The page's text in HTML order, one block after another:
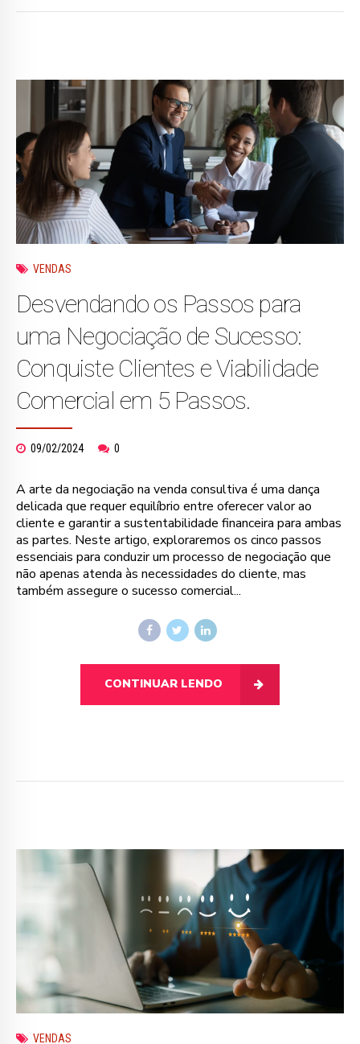
VENDAS
Desvendando os Passos para
uma Negociação de Sucesso:
Conquiste Clientes e Viabilidade
Comercial em 5 Passos.
09/02/2024 0
A arte da negociação na venda consultiva é uma dança
delicada que requer equilíbrio entre oferecer valor ao
cliente e garantir a sustentabilidade financeira para ambas
as partes. Neste artigo, exploraremos os cinco passos
essenciais para conduzir um processo de negociação que
não apenas atenda às necessidades do cliente, mas
também assegure o sucesso comercial...
CONTINUAR LENDO
VENDAS